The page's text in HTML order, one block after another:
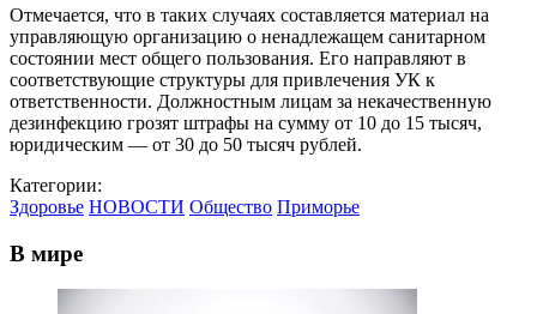
Отмечается, что в таких случаях составляется материал на
управляющую организацию о ненадлежащем санитарном
состоянии мест общего пользования. Его направляют в
соответствующие структуры для привлечения УК к
ответственности. Должностным лицам за некачественную
дезинфекцию грозят штрафы на сумму от 10 до 15 тысяч,
юридическим — от 30 до 50 тысяч рублей.
Категории:
Здоровье НОВОСТИ Общество Приморье
В мире